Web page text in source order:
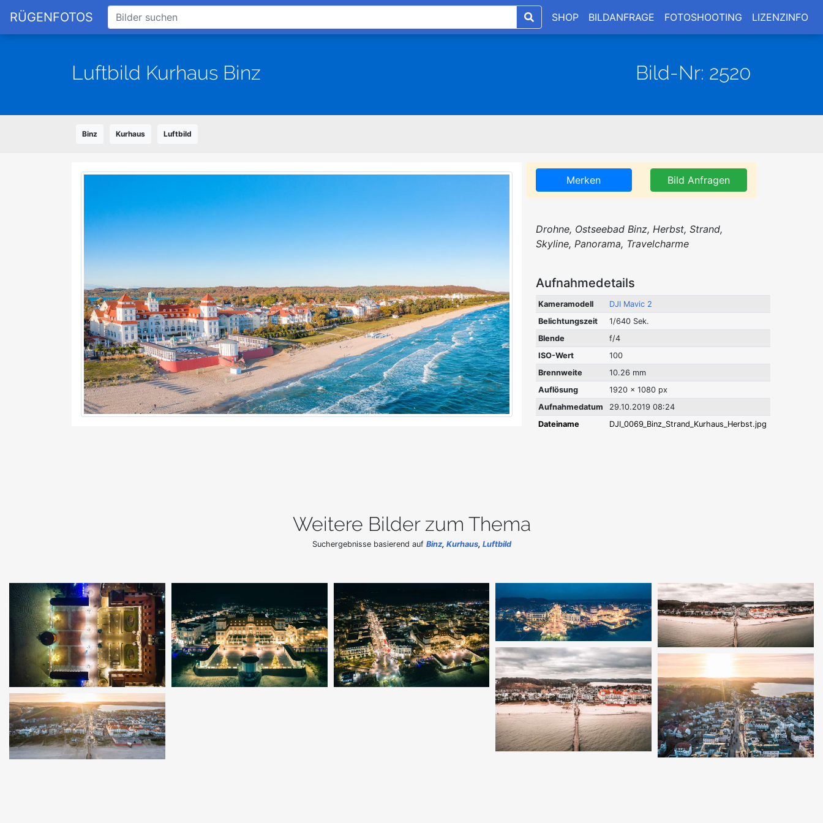
RÜGENFOTOS SHOP BILDANFRAGE FOTOSHOOTING LIZENZINFO
Luftbild Kurhaus Binz Bild-Nr: 2520
Binz Kurhaus Luftbild
Merken Bild Anfragen
Drohne, Ostseebad Binz, Herbst, Strand,
Skyline, Panorama, Travelcharme
Aufnahmedetails
Kameramodell
DJI Mavic 2
Belichtungszeit
1/640 Sek.
Blende
f/4
ISO-Wert
100
Brennweite
10.26 mm
Auflösung
1920 x 1080 px
Aufnahmedatum
29.10.2019 08:24
Dateiname
DJI_0069_Binz_Strand_Kurhaus_Herbst.jpg
Weitere Bilder zum Thema
Suchergebnisse basierend auf Binz, Kurhaus, Luftbild